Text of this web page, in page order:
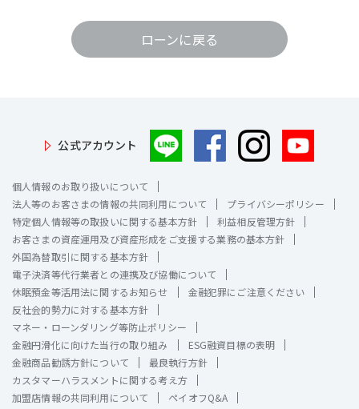
ローンに戻る
公式アカウント
個人情報のお取り扱いについて
法人等のお客さまの情報の共同利用について
プライバシーポリシー
特定個人情報等の取扱いに関する基本方針
利益相反管理方針
お客さまの資産運用及び資産形成をご支援する業務の基本方針
外国為替取引に関する基本方針
電子決済等代行業者との連携及び協働について
休眠預金等活用法に関するお知らせ
金融犯罪にご注意ください
反社会的勢力に対する基本方針
マネー・ローンダリング等防止ポリシー
金融円滑化に向けた当行の取り組み
ESG融資目標の表明
金融商品勧誘方針について
最良執行方針
カスタマーハラスメントに関する考え方
加盟店情報の共同利用について
ペイオフQ&A